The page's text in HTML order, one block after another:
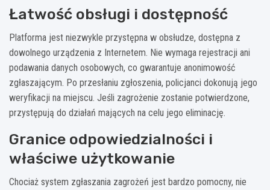
Łatwość obsługi i dostępność
Platforma jest niezwykle przystępna w obsłudze, dostępna z
dowolnego urządzenia z Internetem. Nie wymaga rejestracji ani
podawania danych osobowych, co gwarantuje anonimowość
zgłaszającym. Po przesłaniu zgłoszenia, policjanci dokonują jego
weryfikacji na miejscu. Jeśli zagrożenie zostanie potwierdzone,
przystępują do działań mających na celu jego eliminację.
Granice odpowiedzialności i
właściwe użytkowanie
Chociaż system zgłaszania zagrożeń jest bardzo pomocny, nie